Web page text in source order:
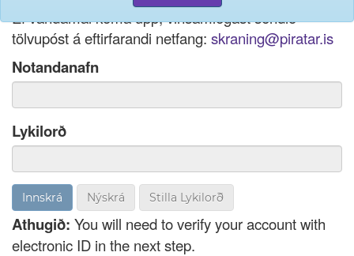
Ef vandamál koma upp, vinsamlegast sendið
tölvupóst á eftirfarandi netfang: skraning@piratar.is
Notandanafn
Lykilorð
Nýskrá Stilla Lykilorð
Athugið: You will need to verify your account with
electronic ID in the next step.